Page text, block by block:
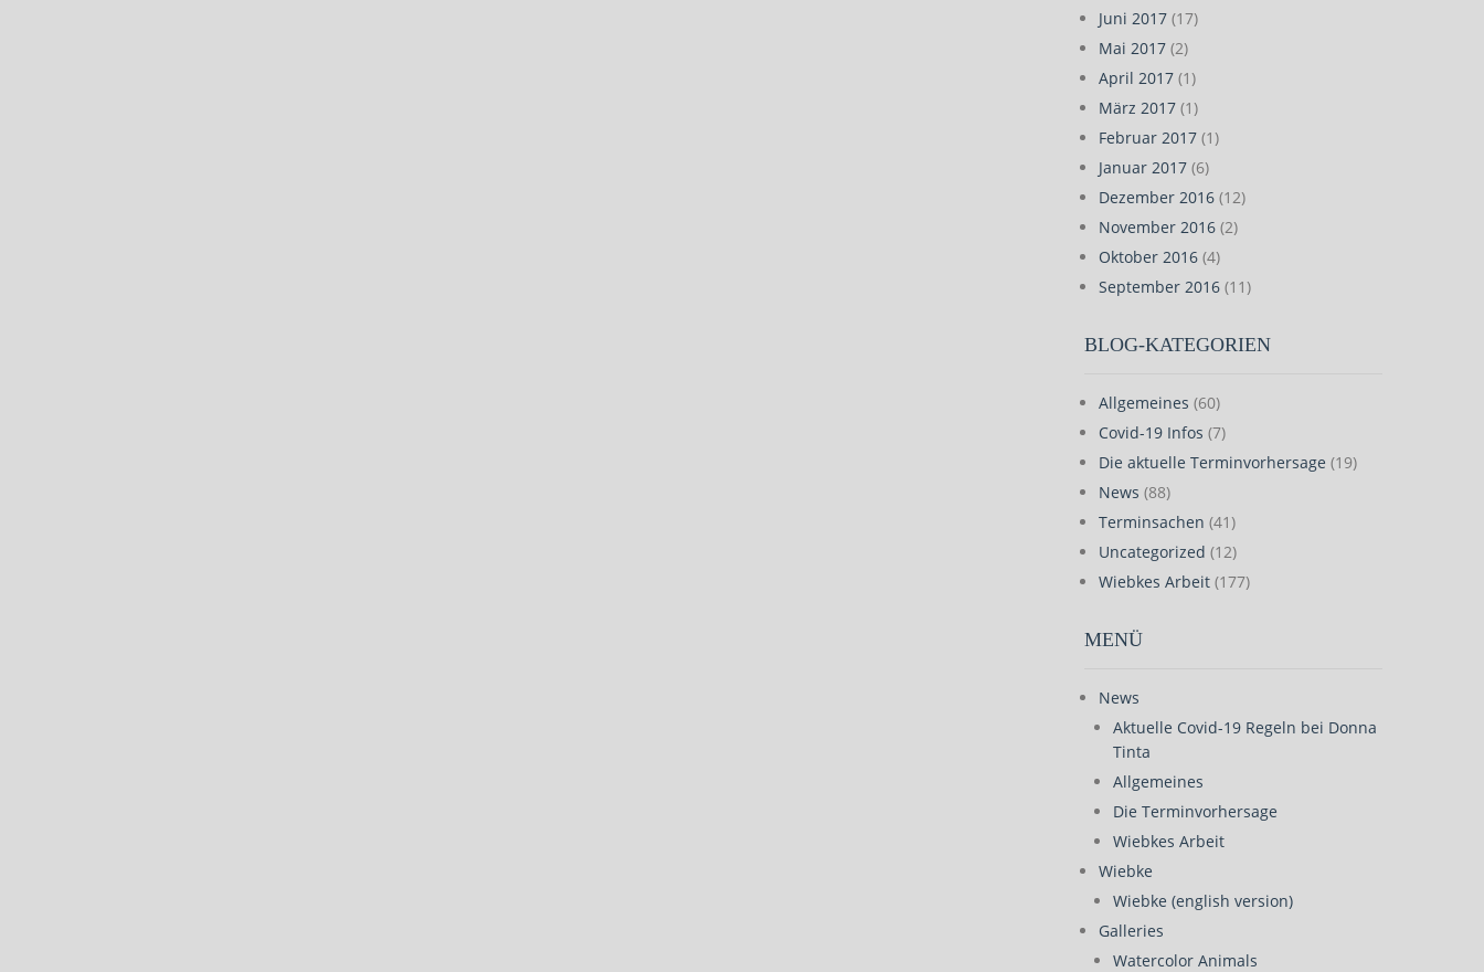
Juni 2017 (17)
Mai 2017 (2)
April 2017 (1)
März 2017 (1)
Februar 2017 (1)
Januar 2017 (6)
Dezember 2016 (12)
November 2016 (2)
Oktober 2016 (4)
September 2016 (11)
BLOG-KATEGORIEN
Allgemeines (60)
Covid-19 Infos (7)
Die aktuelle Terminvorhersage (19)
News (88)
Terminsachen (41)
Uncategorized (12)
Wiebkes Arbeit (177)
MENÜ
News
Aktuelle Covid-19 Regeln bei Donna
Tinta
Allgemeines
Die Terminvorhersage
Wiebkes Arbeit
Wiebke
Wiebke (english version)
Galleries
Watercolor Animals